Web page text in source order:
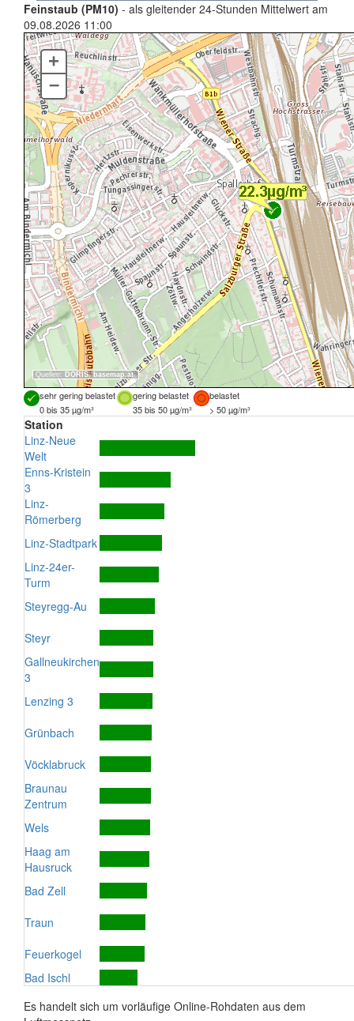
Feinstaub (PM10) - als gleitender 24-Stunden Mittelwert am
09.08.2026 11:00
Quellen: DORIS, basemap.at
+
–
sehr gering belastet gering belastet
belastet
0 bis 35 µg/m³
35 bis 50 µg/m³ > 50 µg/m³
Station
Linz-Neue
Welt
Enns-Kristein
3
Linz-
Römerberg
Linz-Stadtpark
Linz-24er-
Turm
Steyregg-Au
Steyr
Gallneukirchen
3
Lenzing 3
Grünbach
Vöcklabruck
Braunau
Zentrum
Wels
Haag am
Hausruck
Bad Zell
Traun
Feuerkogel
Bad Ischl
Es handelt sich um vorläufige Online-Rohdaten aus dem